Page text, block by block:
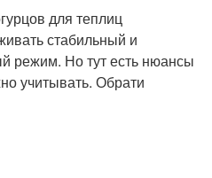
для теплиц
стабильный и
режим. Но тут есть нюансы
учитывать. Обрати